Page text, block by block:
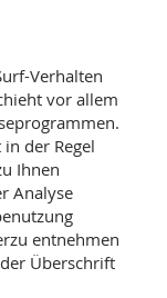
Verhalten
vor allem
der Regel
Ihnen
Analyse
entnehmen
Überschrift